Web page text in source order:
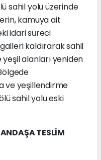
sahil yolu üzerinde
kamuya ait
idari süreci
kaldırarak sahil
alanları yeniden
ve yeşillendirme
sahil yolu eski
TESLİM